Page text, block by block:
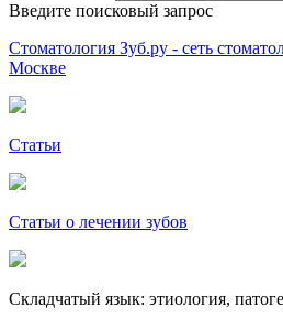
Введите поисковый запрос
Стоматология Зуб.ру - сеть
Москве
Статьи
Статьи о лечении зубов
Складчатый язык: этиология,